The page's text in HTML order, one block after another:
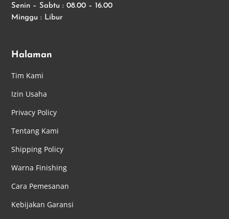
Senin – Sabtu : 08.00 – 16.00
Minggu : Libur
Halaman
Tim Kami
Izin Usaha
Privacy Policy
Tentang Kami
Shipping Policy
Warna Finishing
Cara Pemesanan
Kebijakan Garansi